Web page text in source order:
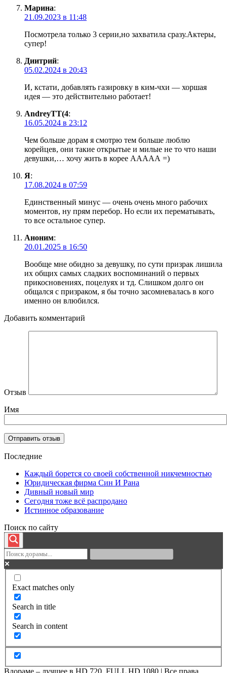
Марина:
21.09.2023 в 11:48
Посмотрела только 3 серии,но захватила сразу.Актеры,
супер!
Диитрий:
05.02.2024 в 20:43
И, кстати, добавлять газировку в ким-чхи — хоршая
идея — это действительно работает!
AndreyTT(4:
16.05.2024 в 23:12
Чем больше дорам я смотрю тем больше люблю
корейцев, они такие открытые и милые не то что наши
девушки,… хочу жить в корее ААААА =)
Я:
17.08.2024 в 07:59
Единственный минус — очень очень много рабочих
моментов, ну прям перебор. Но если их перематывать,
то все остальное супер.
Аноним:
20.01.2025 в 16:50
Вообще мне обидно за девушку, по сути призрак лишила
их общих самых сладких воспоминаний о первых
прикосновениях, поцелуях и тд. Слишком долго он
общался с призраком, я бы точно засомневалась в кого
именно он влюбился.
Добавить комментарий
Отзыв
Имя
Последние
Каждый борется со своей собственной никчемностью
Юридическая фирма Син И Рана
Дивный новый мир
Сегодня тоже всё распродано
Истинное образование
Поиск по сайту
Exact matches only
Search in title
Search in content